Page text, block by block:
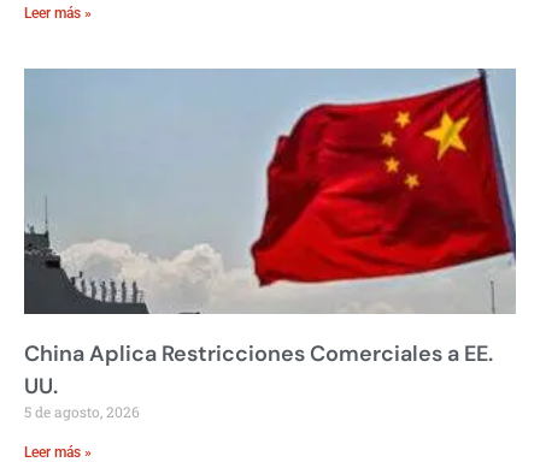
Leer más »
China Aplica Restricciones Comerciales a EE.
UU.
5 de agosto, 2026
Leer más »